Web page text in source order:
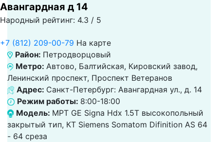
Авангардная д 14
Народный рейтинг: 4.3 / 5
+7 (812) 209-00-79 На карте
Район: Петродворцовый
Метро: Автово, Балтийская, Кировский завод,
Ленинский проспект, Проспект Ветеранов
Адрес: Санкт-Петербург: Авангардная ул., д. 14
Режим работы: 8:00-18:00
Модель: МРТ GЕ Signa Hdx 1.5T высокопольный
закрытый тип, КТ Siemens Somatom Difinition AS 64
- 64 среза